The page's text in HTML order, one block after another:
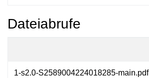
Dateiabrufe
1-s2.0-S2589004224018285-main.pdf